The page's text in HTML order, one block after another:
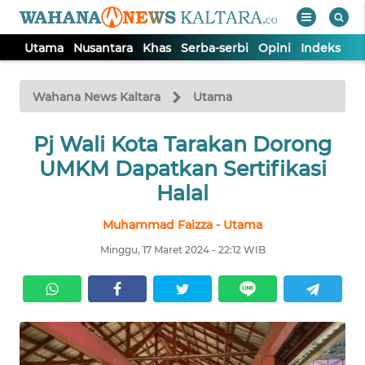
Utama Nusantara Khas Serba-serbi Opini Indeks
Wahana News Kaltara Utama
Pj Wali Kota Tarakan Dorong
UMKM Dapatkan Sertifikasi
Halal
Muhammad Faizza - Utama
Minggu, 17 Maret 2024 - 22:12 WIB
TV
Tutup
UTAMA
SERBA-
SERBI
OPINI